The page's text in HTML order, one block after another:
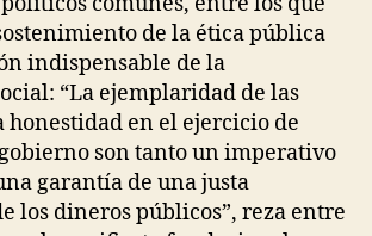
de la ética pública
indispensable de la
“La ejemplaridad de las
honestidad en el ejercicio de
son tanto un imperativo
garantía de una justa
los dineros públicos”, reza entre